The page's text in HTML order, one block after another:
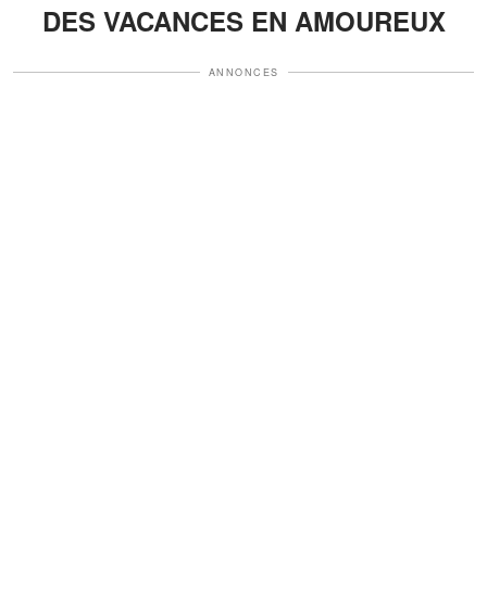
DES VACANCES EN AMOUREUX
ANNONCES